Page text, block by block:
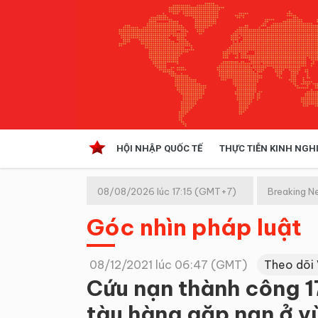
HỘI NHẬP QUỐC TẾ THỰC TIỄN KINH
Kinh tế hội nhập
Doanh nghiệp
08/08/2026 lúc 17:15 (GMT+7) Breaking
Góc nhìn pháp luật
08/12/2021 lúc 06:47 (GMT) Theo dõi
Cứu nạn thành công